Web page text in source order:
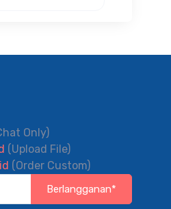
Only)
(Upload File)
(Order Custom)
Berlangganan*